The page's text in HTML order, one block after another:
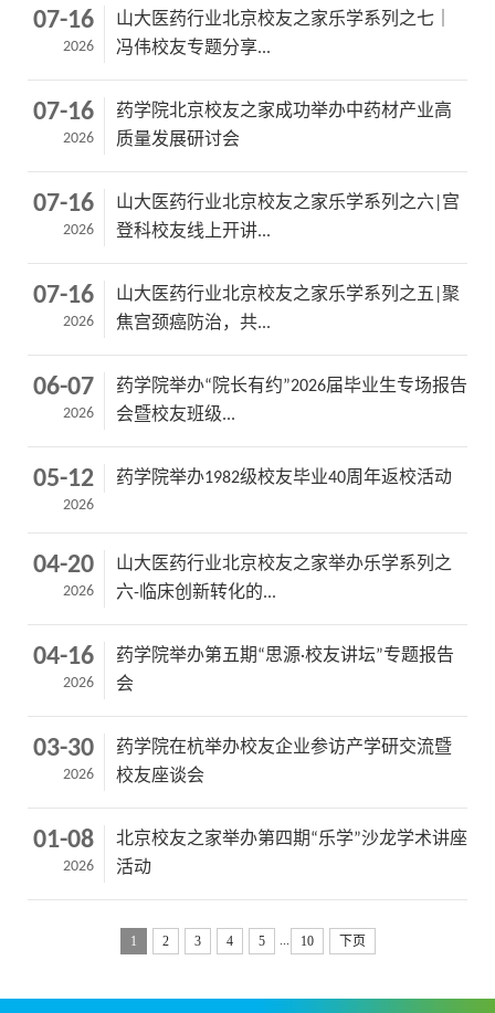
07-16
2026
山大医药行业北京校友之家乐学系列之七｜
冯伟校友专题分享...
07-16
2026
药学院北京校友之家成功举办中药材产业高
质量发展研讨会
07-16
2026
山大医药行业北京校友之家乐学系列之六|宫
登科校友线上开讲...
07-16
2026
山大医药行业北京校友之家乐学系列之五|聚
焦宫颈癌防治，共...
06-07
2026
药学院举办“院长有约”2026届毕业生专场报告
会暨校友班级...
05-12
2026
药学院举办1982级校友毕业40周年返校活动
04-20
2026
山大医药行业北京校友之家举办乐学系列之
六-临床创新转化的...
04-16
2026
药学院举办第五期“思源·校友讲坛”专题报告
会
03-30
2026
药学院在杭举办校友企业参访产学研交流暨
校友座谈会
01-08
2026
北京校友之家举办第四期“乐学”沙龙学术讲座
活动
1 2 3 4 5 ... 10 下页